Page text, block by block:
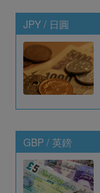
JPY / 日圓
GBP / 英鎊